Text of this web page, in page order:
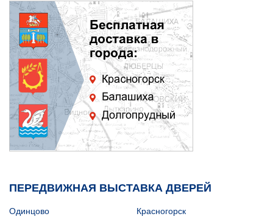
ПЕРЕДВИЖНАЯ ВЫСТАВКА ДВЕРЕЙ
Одинцово
Красногорск